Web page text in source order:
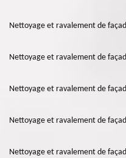
Nettoyage et ravalement de
Nettoyage et ravalement de
Nettoyage et ravalement de
Nettoyage et ravalement de
Nettoyage et ravalement de